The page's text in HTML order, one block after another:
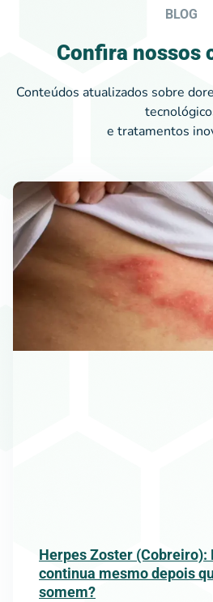
BLOG
Confira nossos
Conteúdos atualizados sobre
e tratamentos
Herpes Zoster (Cobreiro):
continua mesmo depois
somem?